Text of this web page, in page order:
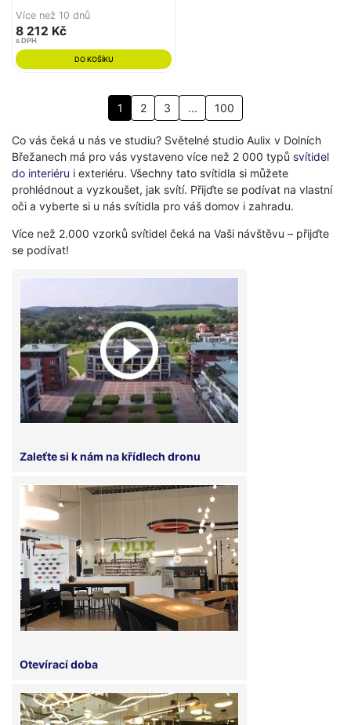
Více než 10 dnů
8 212 Kč
s DPH
DO KOŠÍKU
1 2 3 ... 100
Co vás čeká u nás ve studiu? Světelné studio Aulix v Dolních
Břežanech má pro vás vystaveno více než 2 000 typů svítidel
do interiéru i exteriéru. Všechny tato svítidla si můžete
prohlédnout a vyzkoušet, jak svítí. Přijďte se podívat na vlastní
oči a vyberte si u nás svítidla pro váš domov i zahradu.
Více než 2.000 vzorků svítidel čeká na Vaši návštěvu – přijďte
se podívat!
Zaleťte si k nám na křídlech dronu
Otevírací doba